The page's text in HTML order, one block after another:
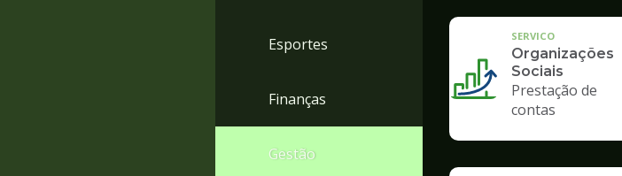
Esportes
Finanças
Gestão
SERVICO
Organizações
Sociais
Prestação de
contas